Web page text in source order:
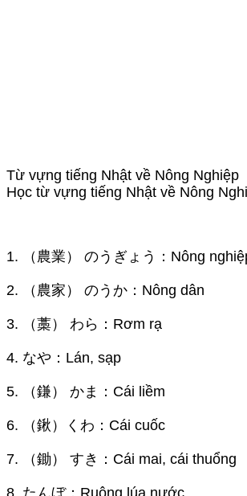
Từ vựng tiếng Nhật về Nông Nghiệp
Học từ vựng tiếng Nhật về Nông
1. （農業） のうぎょう：Nông
2. （農家） のうか：Nông dân
3. （藁） わら：Rơm rạ
4. なや：Lán, sạp
5. （鎌） かま：Cái liềm
6. （鍬）くわ：Cái cuốc
7. （鋤） すき：Cái mai, cái thuổng
8. たんぼ：Ruộng lúa nước